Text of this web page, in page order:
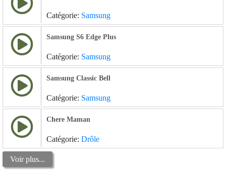
Catégorie: Samsung
Samsung S6 Edge Plus
Catégorie: Samsung
Samsung Classic Bell
Catégorie: Samsung
Chere Maman
Catégorie: Drôle
Voir plus...